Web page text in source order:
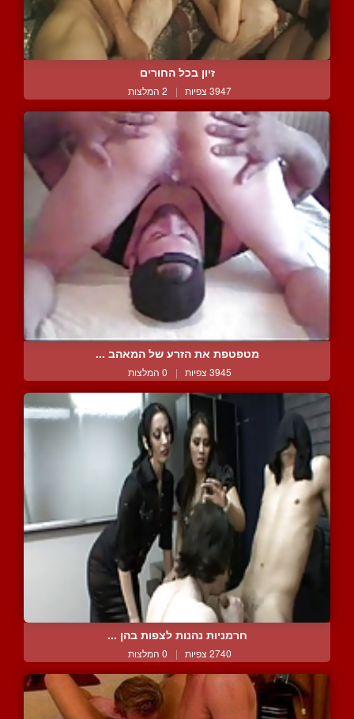
זיון בכל החורים
3947 צפיות | 2 המלצות
מטפטפת את הזרע של המאהב ...
3945 צפיות | 0 המלצות
חרמניות נהנות לצפות בהן ...
2740 צפיות | 0 המלצות